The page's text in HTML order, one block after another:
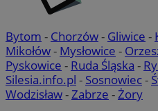
Bytom - Chorzów- Gliwice -
Mikołów- Mysłowice -
Pyskowice - Ruda Śląska -
Silesia.info.pl - Sosnowiec-
Wodzisław-Zabrze -Żory